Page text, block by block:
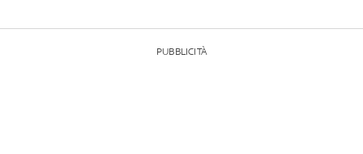
PUBBLICITÀ